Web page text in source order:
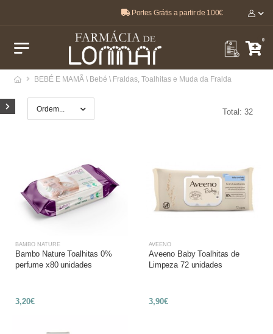
O melhor, pela sua saúde e bem-estar 🤍
Portes Grátis a partir de 100€
0
BEBÉ E MAMÃ \ Bebé \ Fraldas, Toalhitas e Muda da Fralda
Total: 32
BAMBO NATURE
Bambo Nature Toalhitas 0%
perfume x80 unidades
3,20€
AVEENO
Aveeno Baby Toalhitas de
Limpeza 72 unidades
3,90€